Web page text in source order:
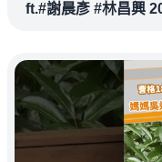
ft.#謝晨彥 #林昌興